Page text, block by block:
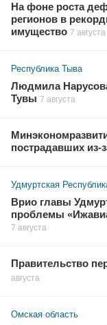
На фоне роста
регионов в
имущество 7 августа
Республика Тыва
Людмила
Тувы 7 августа
пострадавших из-
Удмуртская
Врио главы
проблемы
7 августа
Правительство
августа
Омская область